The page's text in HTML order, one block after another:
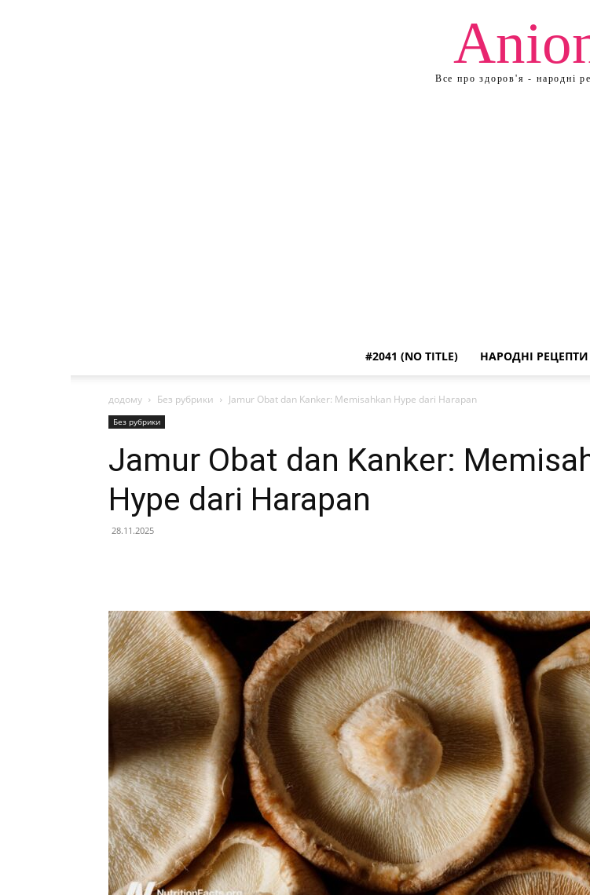
Все про здоров'я - народні
#2041 (NO TITLE) НАРОДНІ РЕЦЕПТИ
додому Без рубрики Jamur Obat dan Kanker: Memisahkan Hype dari Harapan
Без рубрики
Jamur Obat dan Kanker:
Hype dari Harapan
28.11.2025